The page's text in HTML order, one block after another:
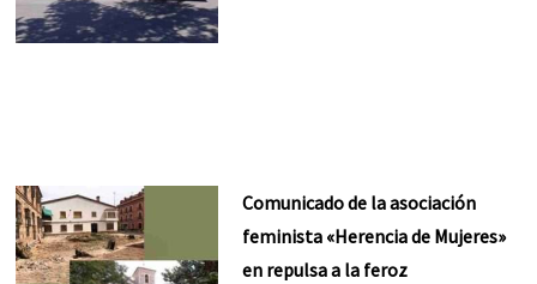
Comunicado de la asociación
feminista «Herencia de Mujeres»
en repulsa a la feroz